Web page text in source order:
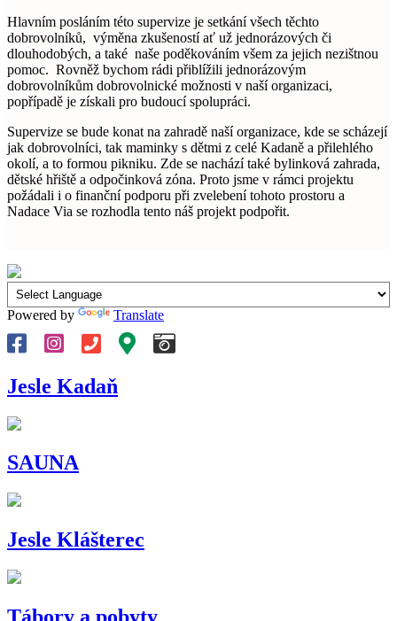
Hlavním posláním této supervize je setkání všech těchto
dobrovolníků, výměna zkušeností ať už jednorázových či
dlouhodobých, a také naše poděkováním všem za jejich nezištnou
pomoc. Rovněž bychom rádi přiblížili jednorázovým
dobrovolníkům dobrovolnické možnosti v naší organizaci,
popřípadě je získali pro budoucí spolupráci.
Supervize se bude konat na zahradě naší organizace, kde se scházejí
jak dobrovolníci, tak maminky s dětmi z celé Kadaně a přilehlého
okolí, a to formou pikniku. Zde se nachází také bylinková zahrada,
dětské hřiště a odpočinková zóna. Proto jsme v rámci projektu
požádali i o finanční podporu při zvelebení tohoto prostoru a
Nadace Via se rozhodla tento náš projekt podpořit.
Powered by Translate
Jesle Kadaň
SAUNA
Jesle Klášterec